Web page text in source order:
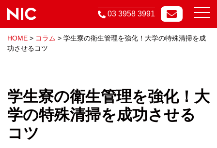
03 3958 3991
HOME > コラム > 学生寮の衛生管理を強化！大学の特殊清掃を成
功させるコツ
学生寮の衛生管理を強化！大
学の特殊清掃を成功させる
コツ